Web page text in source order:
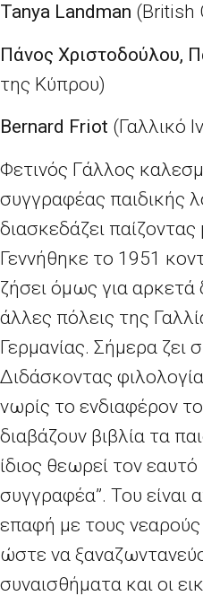
Tanya Landman (British
Πάνος Χριστοδούλου,
της Κύπρου)
Bernard Friot (Γαλλικό
Φετινός Γάλλος
συγγραφέας παιδικής
διασκεδάζει παίζοντας
Γεννήθηκε το 1951
ζήσει όμως για αρκετά
άλλες πόλεις της
Γερμανίας. Σήμερα ζει
Διδάσκοντας
νωρίς το ενδιαφέρον
διαβάζουν βιβλία τα
ίδιος θεωρεί τον
συγγραφέα”. Του είναι
επαφή με τους
ώστε να
συναισθήματα και οι